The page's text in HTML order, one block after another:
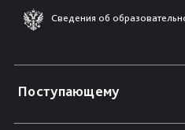
Сведения об
Поступающему